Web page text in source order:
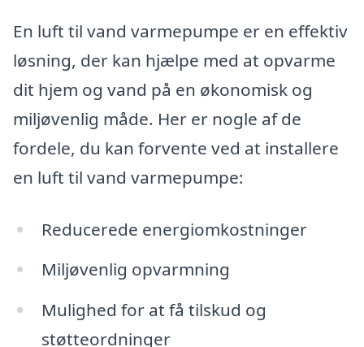
En luft til vand varmepumpe er en effektiv
løsning, der kan hjælpe med at opvarme
dit hjem og vand på en økonomisk og
miljøvenlig måde. Her er nogle af de
fordele, du kan forvente ved at installere
en luft til vand varmepumpe:
Reducerede energiomkostninger
Miljøvenlig opvarmning
Mulighed for at få tilskud og
støtteordninger